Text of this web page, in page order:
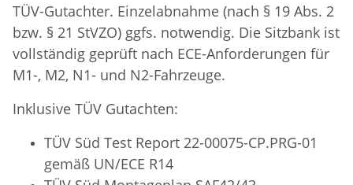
TÜV-Gutachter. Einzelabnahme (nach § 19 Abs. 2
bzw. § 21 StVZO) ggfs. notwendig. Die Sitzbank ist
vollständig geprüft nach ECE-Anforderungen für
M1-, M2, N1- und N2-Fahrzeuge.
Inklusive TÜV Gutachten:
TÜV Süd Test Report 22-00075-CP.PRG-01
gemäß UN/ECE R14